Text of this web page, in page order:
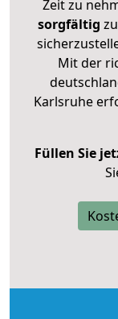
Zeit zu
sorgfältig zu
Mit der
Karlsruhe
Füllen Sie